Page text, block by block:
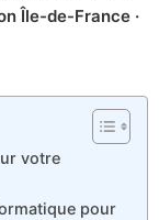
Île-de-France ·
votre
pour